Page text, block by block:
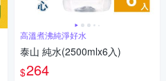
高溫煮沸純淨好水
泰山 純水(2500mlx6入)
$264